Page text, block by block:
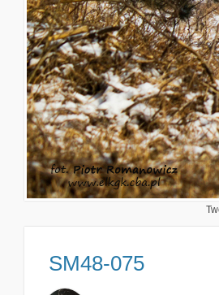
SM48-075